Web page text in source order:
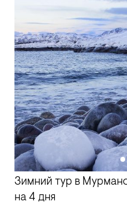
Зимний тур в
на 4 дня